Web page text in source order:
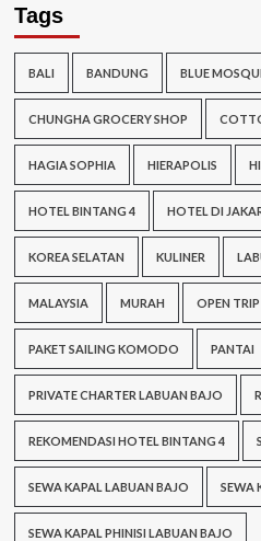
Tags
BALI BANDUNG BLUE
CHUNGHA GROCERY SHOP
HAGIA SOPHIA HIERAPOLIS
HOTEL BINTANG 4 HOTEL DI
KOREA SELATAN KULINER
MALAYSIA MURAH OPEN TRIP
PAKET SAILING KOMODO PANTAI
PRIVATE CHARTER LABUAN BAJO
REKOMENDASI HOTEL BINTANG 4
SEWA KAPAL LABUAN BAJO SEWA
SEWA KAPAL PHINISI LABUAN BAJO